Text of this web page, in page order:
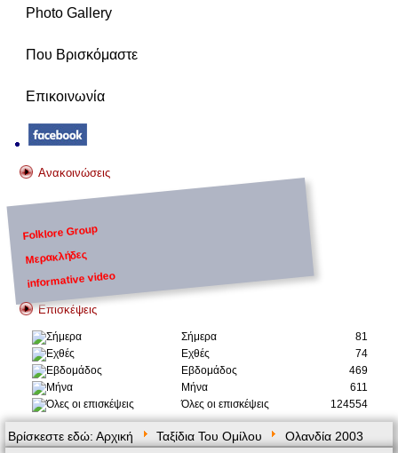
Photo Gallery
Που Βρισκόμαστε
Επικοινωνία
Ανακοινώσεις
Folklore Group
Μερακλήδες
informative video
Επισκέψεις
Σήμερα
81
Εχθές
74
Εβδομάδος
469
Μήνα
611
Όλες οι επισκέψεις
124554
Βρίσκεστε εδώ:Αρχική Ταξίδια Του Ομίλου
Ολανδία 2003